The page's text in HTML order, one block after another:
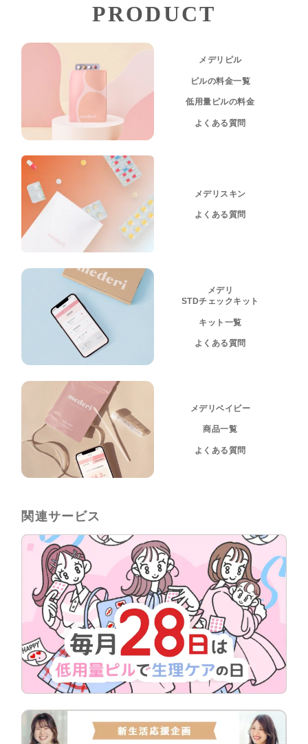
PRODUCT
メデリピル
ピルの料金一覧
低用量ピルの料金
よくある質問
メデリスキン
よくある質問
メデリ
STDチェックキット
キット一覧
よくある質問
メデリベイビー
商品一覧
よくある質問
関連サービス